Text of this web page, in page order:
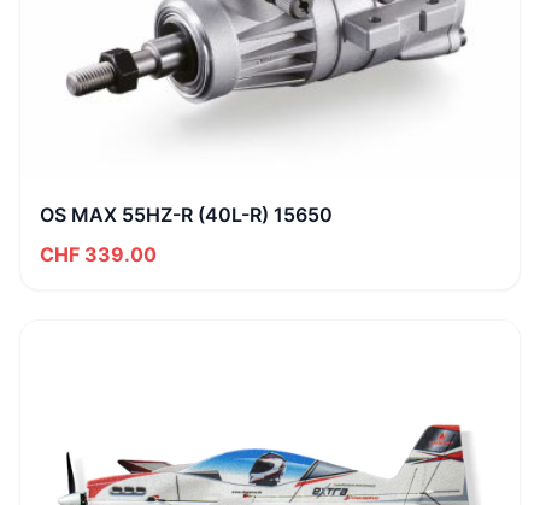
OS MAX 55HZ-R (40L-R) 15650
CHF 339.00